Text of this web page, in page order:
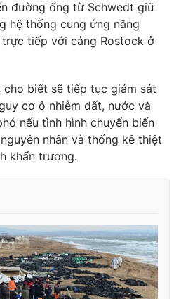
897 897
thức nếu không có sự chấp
nguồn VTV.vn khi phát hành lại
đường ống từ Schwedt giữ
hệ thống cung ứng năng
tiếp với cảng Rostock ở
cho biết sẽ tiếp tục giám sát
cơ ô nhiễm đất, nước và
nếu tình hình chuyển biến
nhân và thống kê thiệt
khẩn trương.